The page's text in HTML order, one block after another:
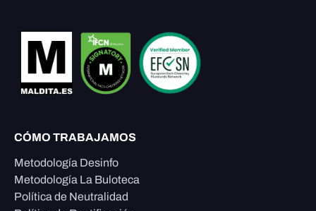
CÓMO TRABAJAMOS
Metodología Desinfo
Metodología La Buloteca
Política de Neutralidad